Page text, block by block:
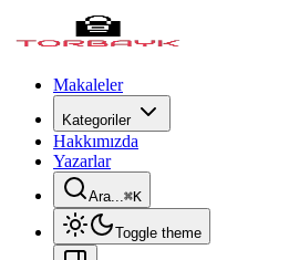
Makaleler
Kategoriler
Hakkımızda
Yazarlar
Ara...⌘K
Toggle theme